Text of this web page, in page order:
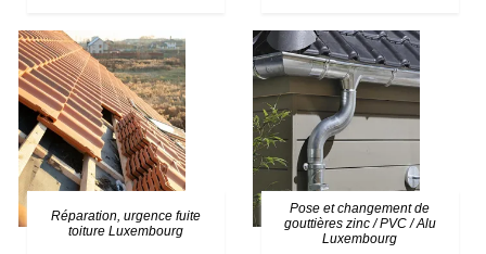
Réparation, urgence fuite
toiture Luxembourg
Pose et changement de
gouttières zinc / PVC / Alu
Luxembourg